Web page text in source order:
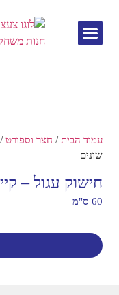
עמוד הבית / חצר וספורט /
שונים
חישוק עגול –
60 ס"מ